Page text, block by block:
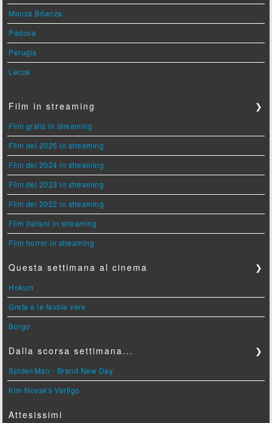
Monza Brianza
Padova
Perugia
Lecce
Film in streaming ❯
Film gratis in streaming
Film del 2025 in streaming
Film del 2024 in streaming
Film del 2023 in streaming
Film del 2022 in streaming
Film italiani in streaming
Film horror in streaming
Questa settimana al cinema ❯
Hokum
Greta e le favole vere
Borgo
Dalla scorsa settimana... ❯
Spider-Man - Brand New Day
Kim Novak's Vertigo
Attesissimi